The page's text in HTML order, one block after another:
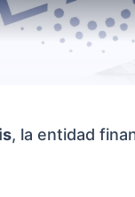
, la entidad